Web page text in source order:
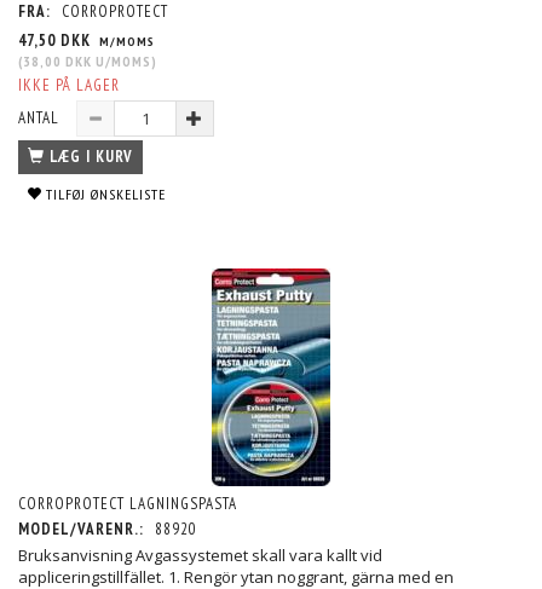
FRA:
CORROPROTECT
47,50 DKK M/MOMS
(38,00 DKK U/MOMS )
IKKE PÅ LAGER
ANTAL
LÆG I KURV
TILFØJ ØNSKELISTE
CORROPROTECT LAGNINGSPASTA
MODEL/VARENR.:
88920
Bruksanvisning Avgassystemet skall vara kallt vid
appliceringstillfället. 1. Rengör ytan noggrant, gärna med en